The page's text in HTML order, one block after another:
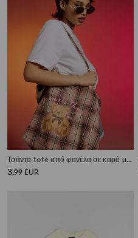
Τσάντα tote από φανέλα σε καρό με τύπωμα αρκουδάκι
3,99 EUR